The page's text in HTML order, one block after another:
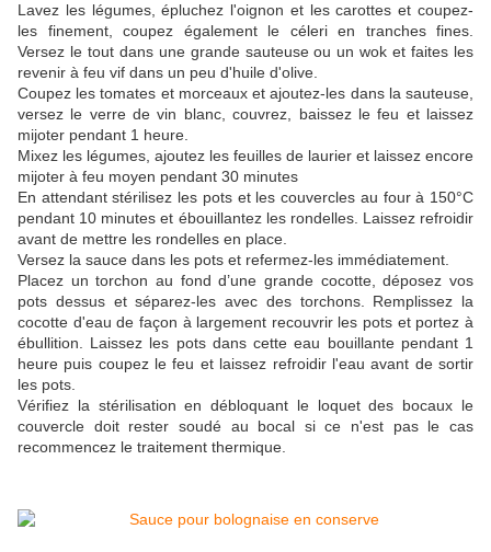
Lavez les légumes, épluchez l'oignon et les carottes et coupez-
les finement, coupez également le céleri en tranches fines.
Versez le tout dans une grande sauteuse ou un wok et faites les
revenir à feu vif dans un peu d'huile d'olive.
Coupez les tomates et morceaux et ajoutez-les dans la sauteuse,
versez le verre de vin blanc, couvrez, baissez le feu et laissez
mijoter pendant 1 heure.
Mixez les légumes, ajoutez les feuilles de laurier et laissez encore
mijoter à feu moyen pendant 30 minutes
En attendant stérilisez les pots et les couvercles au four à 150°C
pendant 10 minutes et ébouillantez les rondelles. Laissez refroidir
avant de mettre les rondelles en place.
Versez la sauce dans les pots et refermez-les immédiatement.
Placez un torchon au fond d’une grande cocotte, déposez vos
pots dessus et séparez-les avec des torchons. Remplissez la
cocotte d'eau de façon à largement recouvrir les pots et portez à
ébullition. Laissez les pots dans cette eau bouillante pendant 1
heure puis coupez le feu et laissez refroidir l'eau avant de sortir
les pots.
Vérifiez la stérilisation en débloquant le loquet des bocaux le
couvercle doit rester soudé au bocal si ce n'est pas le cas
recommencez le traitement thermique.